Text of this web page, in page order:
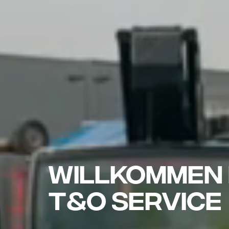
Willkommen
T&O Service